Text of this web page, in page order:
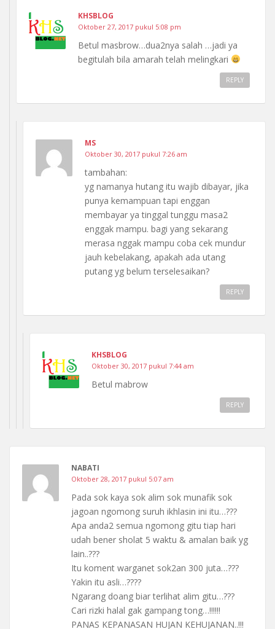
KHSBLOG
Oktober 27, 2017 pukul 5:08 pm
Betul masbrow…dua2nya salah …jadi ya
begitulah bila amarah telah melingkari
REPLY
MS
Oktober 30, 2017 pukul 7:26 am
tambahan:
yg namanya hutang itu wajib dibayar, jika
punya kemampuan tapi enggan
membayar ya tinggal tunggu masa2
enggak mampu. bagi yang sekarang
merasa nggak mampu coba cek mundur
jauh kebelakang, apakah ada utang
putang yg belum terselesaikan?
REPLY
KHSBLOG
Oktober 30, 2017 pukul 7:44 am
Betul mabrow
REPLY
NABATI
Oktober 28, 2017 pukul 5:07 am
Pada sok kaya sok alim sok munafik sok
jagoan ngomong suruh ikhlasin ini itu…???
Apa anda2 semua ngomong gitu tiap hari
udah bener sholat 5 waktu & amalan baik yg
lain..???
Itu koment warganet sok2an 300 juta…???
Yakin itu asli…????
Ngarang doang biar terlihat alim gitu…???
Cari rizki halal gak gampang tong…!!!!!!
PANAS KEPANASAN HUJAN KEHUJANAN..!!!